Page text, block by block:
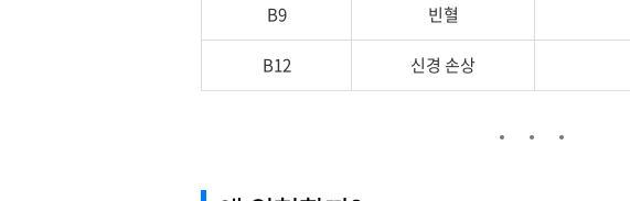
B9 빈혈
B12 신경 손상